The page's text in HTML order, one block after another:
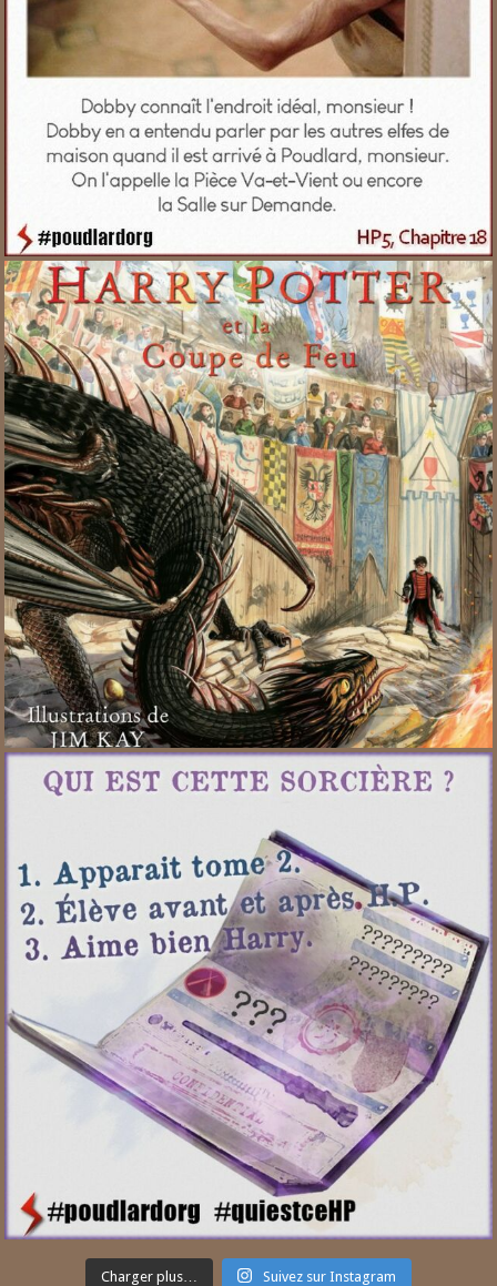
Charger plus… Suivez sur Instagram